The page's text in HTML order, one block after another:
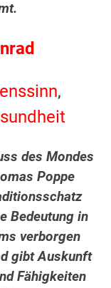
,
des Mondes
Poppe
Bedeutung in
verborgen
gibt Auskunft
Fähigkeiten